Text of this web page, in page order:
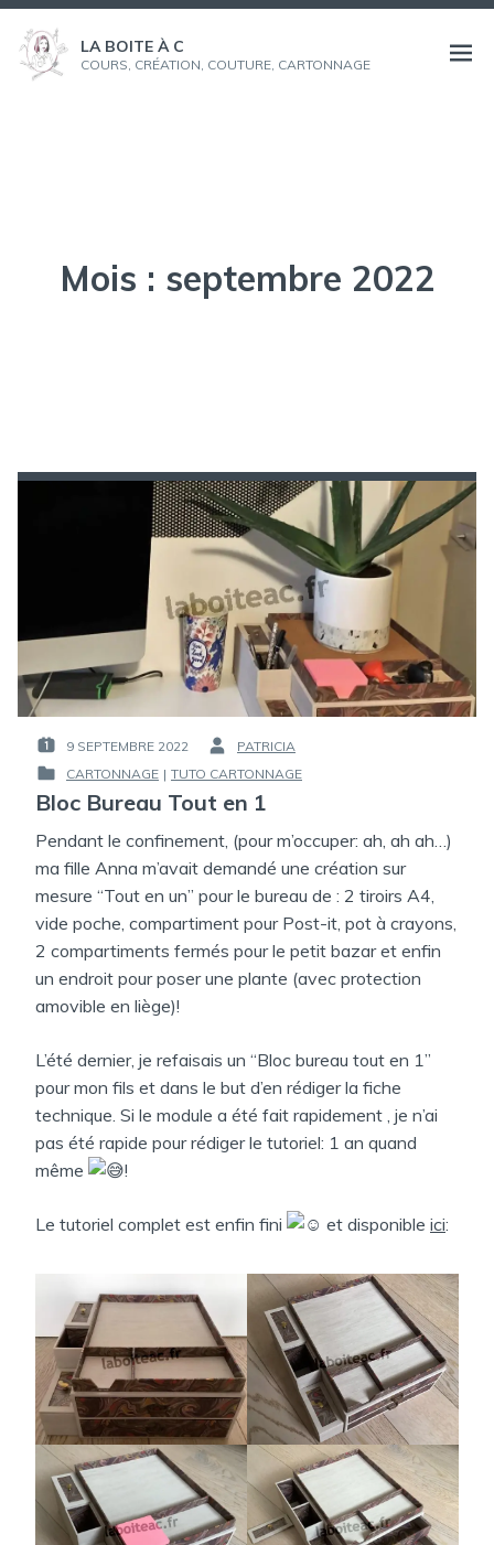
Aller
contenu
LA BOITE À C
COURS, CRÉATION, COUTURE, CARTONNAGE
Ouvrir
Mois : septembre 2022
PUBLIÉ
LE :
9 SEPTEMBRE 2022
PAR :
PATRICIA
PUBLIÉ
DANS
CARTONNAGE | TUTO CARTONNAGE
Bloc Bureau Tout en 1
Pendant le confinement, (pour m’occuper: ah, ah ah…)
ma fille Anna m’avait demandé une création sur
mesure “Tout en un” pour le bureau de : 2 tiroirs A4,
vide poche, compartiment pour Post-it, pot à crayons,
2 compartiments fermés pour le petit bazar et enfin
un endroit pour poser une plante (avec protection
amovible en liège)!
L’été dernier, je refaisais un “Bloc bureau tout en 1”
pour mon fils et dans le but d’en rédiger la fiche
technique. Si le module a été fait rapidement , je n’ai
pas été rapide pour rédiger le tutoriel: 1 an quand
même
!
Le tutoriel complet est enfin fini et disponible ici: